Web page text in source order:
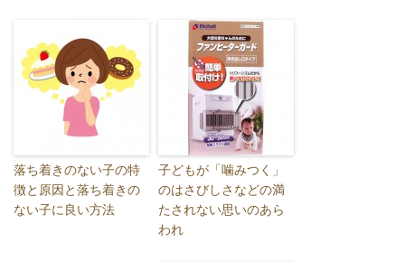
落ち着きのない子の特
徴と原因と落ち着きの
ない子に良い方法
子どもが「噛みつく」
のはさびしさなどの満
たされない思いのあら
われ